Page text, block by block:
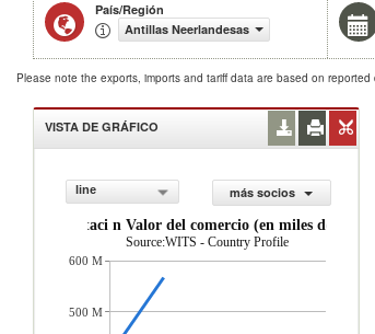
País/Región
Antillas Neerlandesas
Please note the exports, imports and tariff data are based on
VISTA DE GRÁFICO
line
más socios
importaci n Valor del comercio (en miles de US$)
Source:WITS - Country Profile
600 M
500 M